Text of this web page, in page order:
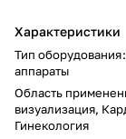
Характеристики
Тип оборудования:
аппараты
Область
визуализация,
Гинекология